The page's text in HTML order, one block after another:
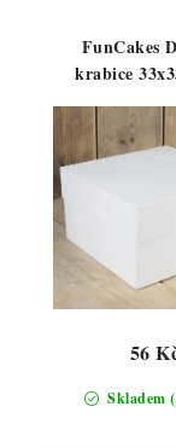
FunCakes
krabice
Skladem
56